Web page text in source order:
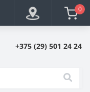
0
+375 (29) 501 24 24